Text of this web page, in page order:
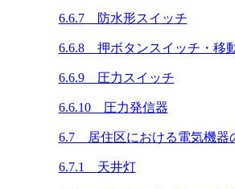
6.6.7 防水形スイッチ
6.6.8 押ボタンスイッチ・移
6.6.9 圧力スイッチ
6.6.10 圧力発信器
6.7 居住区における電気機器
6.7.1 天井灯